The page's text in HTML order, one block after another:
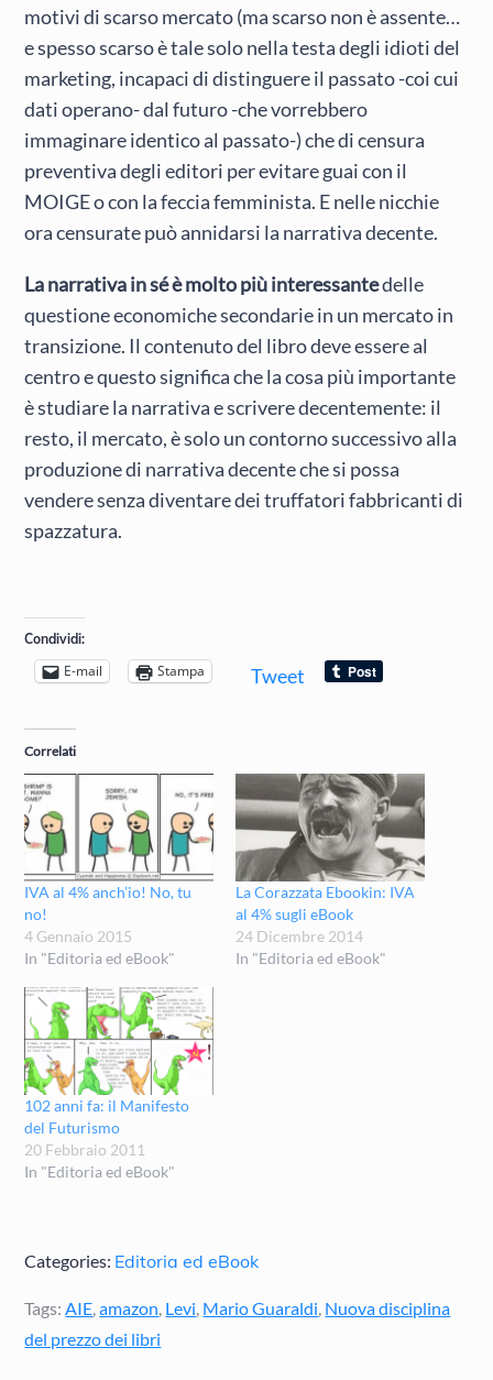
motivi di scarso mercato (ma scarso non è assente…
e spesso scarso è tale solo nella testa degli idioti del
marketing, incapaci di distinguere il passato -coi cui
dati operano- dal futuro -che vorrebbero
immaginare identico al passato-) che di censura
preventiva degli editori per evitare guai con il
MOIGE o con la feccia femminista. E nelle nicchie
ora censurate può annidarsi la narrativa decente.
La narrativa in sé è molto più interessantedelle
questione economiche secondarie in un mercato in
transizione. Il contenuto del libro deve essere al
centro e questo significa che la cosa più importante
è studiare la narrativa e scrivere decentemente: il
resto, il mercato, è solo un contorno successivo alla
produzione di narrativa decente che si possa
vendere senza diventare dei truffatori fabbricanti di
spazzatura.
Condividi:
E-mail Stampa Tweet
Correlati
IVA al 4% anch’io! No, tu
no!
4 Gennaio 2015
In "Editoria ed eBook"
La Corazzata Ebookin: IVA
al 4% sugli eBook
24 Dicembre 2014
In "Editoria ed eBook"
102 anni fa: il Manifesto
del Futurismo
20 Febbraio 2011
In "Editoria ed eBook"
Categories: Editoria ed eBook
Tags: AIE ,amazon Levi Mario Guaraldi Nuova disciplina
del prezzo dei libri